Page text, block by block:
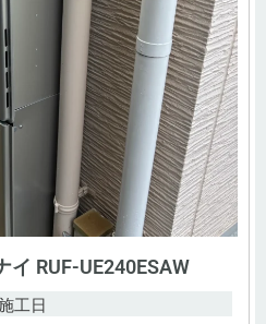
RUF-UE240ESAW
工日